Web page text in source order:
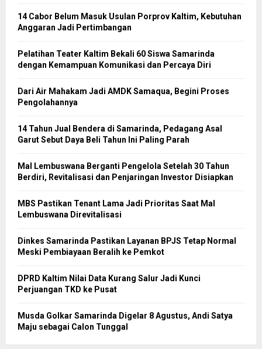
14 Cabor Belum Masuk Usulan Porprov Kaltim, Kebutuhan
Anggaran Jadi Pertimbangan
Pelatihan Teater Kaltim Bekali 60 Siswa Samarinda
dengan Kemampuan Komunikasi dan Percaya Diri
Dari Air Mahakam Jadi AMDK Samaqua, Begini Proses
Pengolahannya
14 Tahun Jual Bendera di Samarinda, Pedagang Asal
Garut Sebut Daya Beli Tahun Ini Paling Parah
Mal Lembuswana Berganti Pengelola Setelah 30 Tahun
Berdiri, Revitalisasi dan Penjaringan Investor Disiapkan
MBS Pastikan Tenant Lama Jadi Prioritas Saat Mal
Lembuswana Direvitalisasi
Dinkes Samarinda Pastikan Layanan BPJS Tetap Normal
Meski Pembiayaan Beralih ke Pemkot
DPRD Kaltim Nilai Data Kurang Salur Jadi Kunci
Perjuangan TKD ke Pusat
Musda Golkar Samarinda Digelar 8 Agustus, Andi Satya
Maju sebagai Calon Tunggal